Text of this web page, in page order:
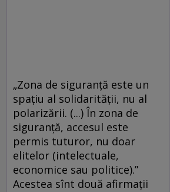
„Zona de siguranță este un
spațiu al solidarității, nu al
polarizării. (...) În zona de
siguranță, accesul este
permis tuturor, nu doar
elitelor (intelectuale,
economice sau politice).”
Acestea sînt două afirmații